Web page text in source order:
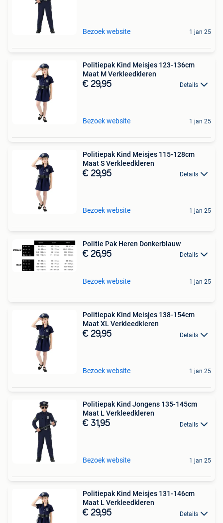
Bezoek website 1 jan 25
Politiepak Kind Meisjes 123-136cm
Maat M Verkleedkleren
€ 29,95 Details
Bezoek website 1 jan 25
Politiepak Kind Meisjes 115-128cm
Maat S Verkleedkleren
€ 29,95 Details
Bezoek website 1 jan 25
Politie Pak Heren Donkerblauw
€ 26,95 Details
Bezoek website 1 jan 25
Politiepak Kind Meisjes 138-154cm
Maat XL Verkleedkleren
€ 29,95 Details
Bezoek website 1 jan 25
Politiepak Kind Jongens 135-145cm
Maat L Verkleedkleren
€ 31,95 Details
Bezoek website 1 jan 25
Politiepak Kind Meisjes 131-146cm
Maat L Verkleedkleren
€ 29,95 Details